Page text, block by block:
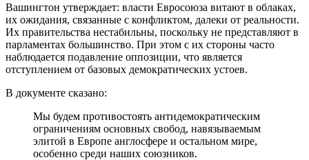
Вашингтон утверждает: власти Евросоюза витают в облаках,
их ожидания, связанные с конфликтом, далеки от реальности.
Их правительства нестабильны, поскольку не представляют в
парламентах большинство. При этом с их стороны часто
наблюдается подавление оппозиции, что является
отступлением от базовых демократических устоев.
В документе сказано:
Мы будем противостоять антидемократическим
ограничениям основных свобод, навязываемым
элитой в Европе англосфере и остальном мире,
особенно среди наших союзников.